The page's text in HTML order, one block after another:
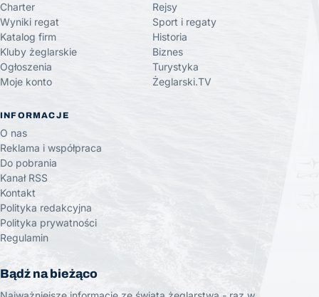
Charter
Wyniki regat
Katalog firm
Kluby żeglarskie
Ogłoszenia
Moje konto
Rejsy
Sport i regaty
Historia
Biznes
Turystyka
Żeglarski.TV
INFORMACJE
O nas
Reklama i współpraca
Do pobrania
Kanał RSS
Kontakt
Polityka redakcyjna
Polityka prywatności
Regulamin
Bądź na bieżąco